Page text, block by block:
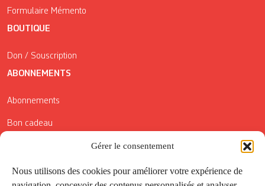
Gérer le consentement
Nous utilisons des cookies pour améliorer votre expérience de
Formulaire Mémento
BOUTIQUE
Don / Souscription
ABONNEMENTS
Abonnements
Bon cadeau
Conditions générales de vente
Réductions de la Carte Côté Courrier